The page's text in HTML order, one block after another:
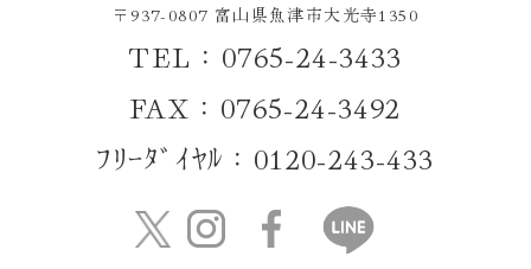
〒937-0807 富山県魚津市大光寺1350
TEL：0765-24-3433
FAX：0765-24-3492
ﾌﾘｰﾀﾞｲﾔﾙ：0120-243-433